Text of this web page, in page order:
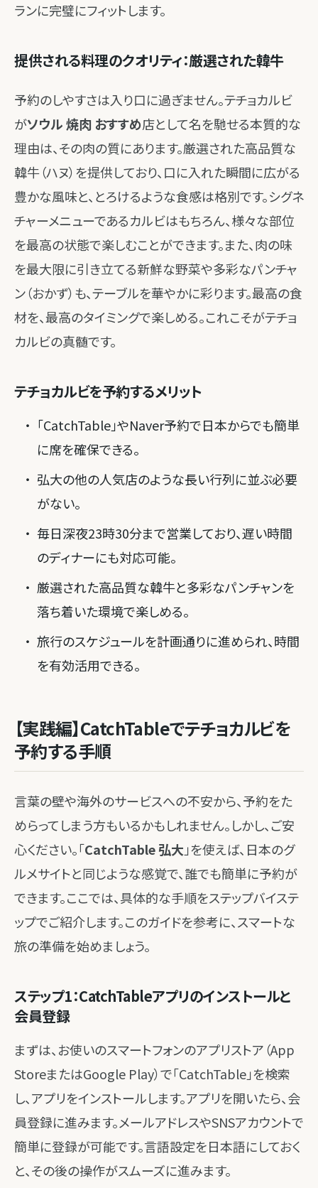
ランに完璧にフィットします。
提供される料理のクオリティ：厳選された韓牛
予約のしやすさは入り口に過ぎません。テチョカルビ
がソウル 焼肉 おすすめ店として名を馳せる本質的な
理由は、その肉の質にあります。厳選された高品質な
韓牛（ハヌ）を提供しており、口に入れた瞬間に広がる
豊かな風味と、とろけるような食感は格別です。シグネ
チャーメニューであるカルビはもちろん、様々な部位
を最高の状態で楽しむことができます。また、肉の味
を最大限に引き立てる新鮮な野菜や多彩なパンチャ
ン（おかず）も、テーブルを華やかに彩ります。最高の食
材を、最高のタイミングで楽しめる。これこそがテチョ
カルビの真髄です。
テチョカルビを予約するメリット
「CatchTable」やNaver予約で日本からでも簡単
に席を確保できる。
弘大の他の人気店のような長い行列に並ぶ必要
がない。
毎日深夜23時30分まで営業しており、遅い時間
のディナーにも対応可能。
厳選された高品質な韓牛と多彩なパンチャンを
落ち着いた環境で楽しめる。
旅行のスケジュールを計画通りに進められ、時間
を有効活用できる。
【実践編】CatchTableでテチョカルビを
予約する手順
言葉の壁や海外のサービスへの不安から、予約をた
めらってしまう方もいるかもしれません。しかし、ご安
心ください。「CatchTable 弘大 」を使えば、日本のグ
ルメサイトと同じような感覚で、誰でも簡単に予約が
できます。ここでは、具体的な手順をステップバイステ
ップでご紹介します。このガイドを参考に、スマートな
旅の準備を始めましょう。
ステップ1：CatchTableアプリのインストールと
会員登録
まずは、お使いのスマートフォンのアプリストア（App
StoreまたはGoogle Play）で「CatchTable」を検索
し、アプリをインストールします。アプリを開いたら、会
員登録に進みます。メールアドレスやSNSアカウントで
簡単に登録が可能です。言語設定を日本語にしておく
と、その後の操作がスムーズに進みます。